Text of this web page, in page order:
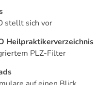
stellt sich vor
Heilpraktikerverzeichnis
PLZ-Filter